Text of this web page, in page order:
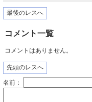
最後のレスへ
コメント一覧
コメントはありません。
先頭のレスへ
名前：